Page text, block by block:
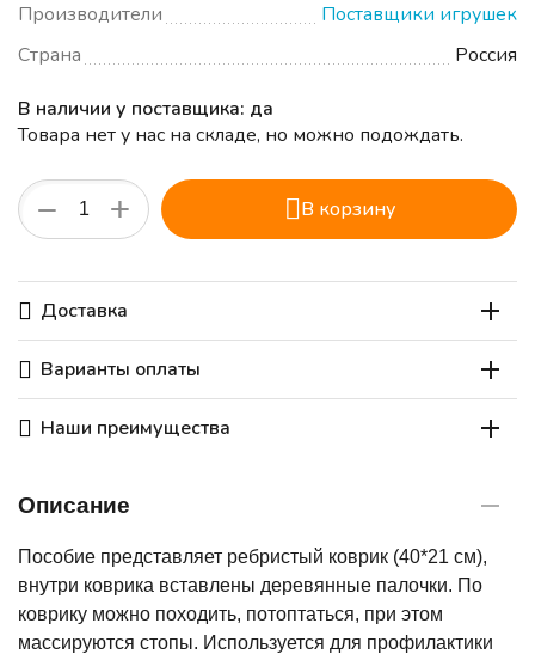
Производители
Поставщики игрушек
Страна
Россия
В наличии у поставщика: да
Товара нет у нас на складе, но можно подождать.
+
− В корзину
Доставка
Варианты оплаты
Наши преимущества
Описание
Пособие представляет ребристый коврик (40*21 см),
внутри коврика вставлены деревянные палочки. По
коврику можно походить, потоптаться, при этом
массируются стопы. Используется для профилактики